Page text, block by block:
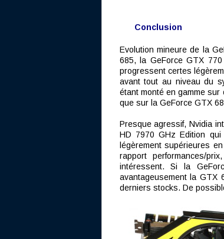
Conclusion
Evolution mineure de la
685, la GeForce GTX
progressent certes
avant tout au niveau du
étant monté en gamme
que sur la GeForce GTX
Presque agressif, Nvidia
HD 7970 GHz Edition
légèrement supérieures
rapport performances/
intéressent. Si la
avantageusement la GTX
derniers stocks. De